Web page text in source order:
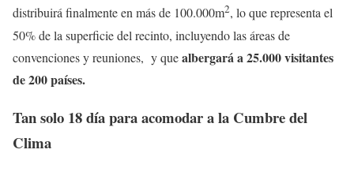
distribuirá finalmente en más de 100.000m2, lo que representa el
50% de la superficie del recinto, incluyendo las áreas de
convenciones y reuniones, y quealbergará a 25.000 visitantes
de 200 países.
Tan solo 18 día para acomodar a la Cumbre del
Clima